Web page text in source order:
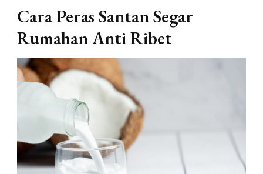
Cara Peras Santan Segar
Rumahan Anti Ribet